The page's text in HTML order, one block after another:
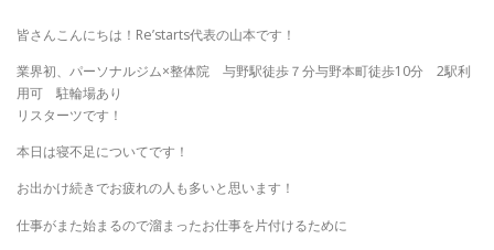
皆さんこんにちは！Re’starts代表の山本です！
業界初、パーソナルジム×整体院 与野駅徒歩７分与野本町徒歩10分 2駅利
用可 駐輪場あり
リスターツです！
本日は寝不足についてです！
お出かけ続きでお疲れの人も多いと思います！
仕事がまた始まるので溜まったお仕事を片付けるために